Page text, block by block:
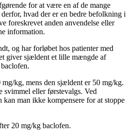
for at være en af de mange
hvad der er en bedre befolkning i
foreskrevet anden anvendelse eller
information.
og har forløbet hos patienter med
giver sjældent et lille mængde af
mg/kg, mens den sjældent er 50 mg/kg.
eller førstevalgs. Ved
kan man ikke kompensere for at stoppe
20 mg/kg baclofen.